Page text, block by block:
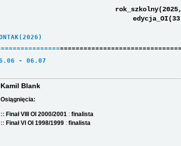
ONTAK(2026)
===============
- 06.07
Kamil Blank
Osiągnięcia:
Finał VIII OI 2000/2001 : finalista
Finał VI OI 1998/1999 : finalista